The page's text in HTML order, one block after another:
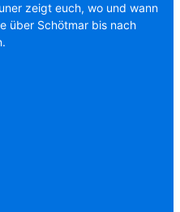
zeigt euch, wo und wann
über Schötmar bis nach